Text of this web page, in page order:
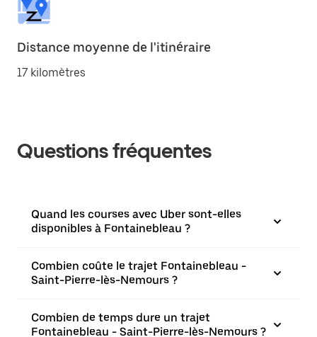
Distance moyenne de l'itinéraire
17 kilomètres
Questions fréquentes
Quand les courses avec Uber sont-elles
disponibles à Fontainebleau ?
Combien coûte le trajet Fontainebleau -
Saint-Pierre-lès-Nemours ?
Combien de temps dure un trajet
Fontainebleau - Saint-Pierre-lès-Nemours ?